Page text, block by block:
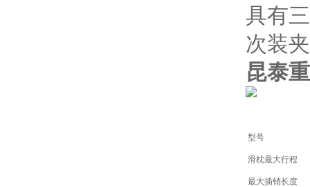
具有
次装
昆泰
型号
滑枕最大行程
最大插销长度